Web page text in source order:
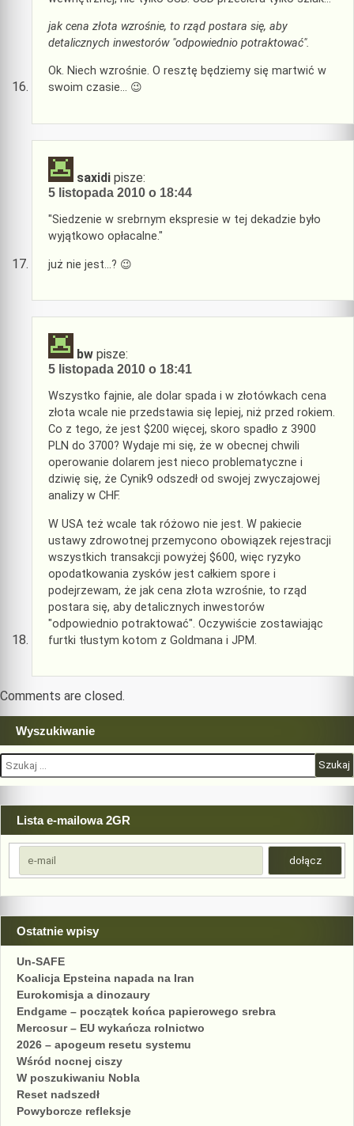
jak cena złota wzrośnie, to rząd postara się, aby
detalicznych inwestorów "odpowiednio potraktować".
Ok. Niech wzrośnie. O resztę będziemy się martwić w
swoim czasie… 😉
saxidi pisze:
5 listopada 2010 o 18:44
"Siedzenie w srebrnym ekspresie w tej dekadzie było
wyjątkowo opłacalne."
już nie jest…? 😉
bw pisze:
5 listopada 2010 o 18:41
Wszystko fajnie, ale dolar spada i w złotówkach cena
złota wcale nie przedstawia się lepiej, niż przed rokiem.
Co z tego, że jest $200 więcej, skoro spadło z 3900
PLN do 3700? Wydaje mi się, że w obecnej chwili
operowanie dolarem jest nieco problematyczne i
dziwię się, że Cynik9 odszedł od swojej zwyczajowej
analizy w CHF.
W USA też wcale tak różowo nie jest. W pakiecie
ustawy zdrowotnej przemycono obowiązek rejestracji
wszystkich transakcji powyżej $600, więc ryzyko
opodatkowania zysków jest całkiem spore i
podejrzewam, że jak cena złota wzrośnie, to rząd
postara się, aby detalicznych inwestorów
"odpowiednio potraktować". Oczywiście zostawiając
furtki tłustym kotom z Goldmana i JPM.
Comments are closed.
Wyszukiwanie
Szukaj:
Lista e-mailowa 2GR
Ostatnie wpisy
Un-SAFE
Koalicja Epsteina napada na Iran
Eurokomisja a dinozaury
Endgame – początek końca papierowego srebra
Mercosur – EU wykańcza rolnictwo
2026 – apogeum resetu systemu
Wśród nocnej ciszy
W poszukiwaniu Nobla
Reset nadszedł
Powyborcze refleksje